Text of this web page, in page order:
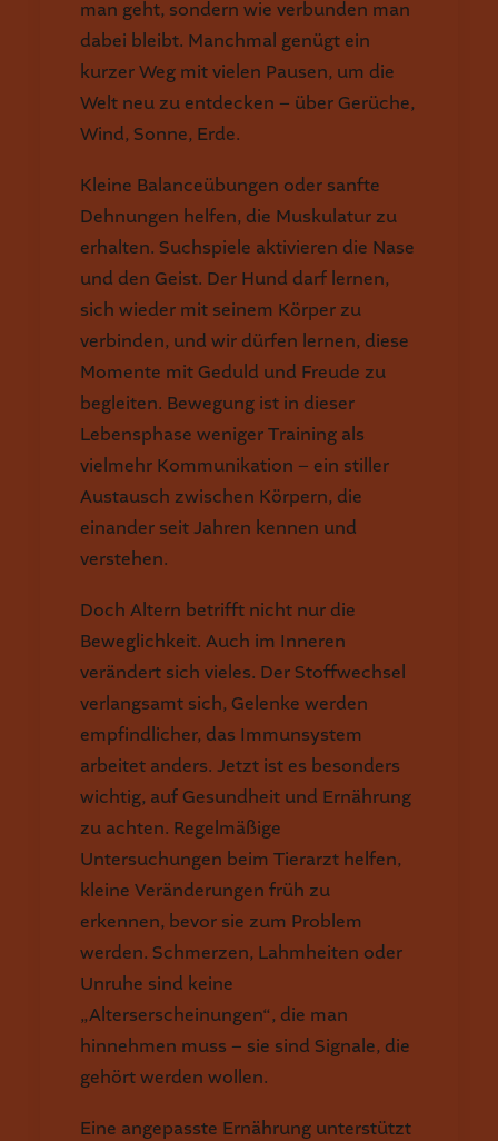
man geht, sondern wie verbunden man
dabei bleibt. Manchmal genügt ein
kurzer Weg mit vielen Pausen, um die
Welt neu zu entdecken – über Gerüche,
Wind, Sonne, Erde.
Kleine Balanceübungen oder sanfte
Dehnungen helfen, die Muskulatur zu
erhalten. Suchspiele aktivieren die Nase
und den Geist. Der Hund darf lernen,
sich wieder mit seinem Körper zu
verbinden, und wir dürfen lernen, diese
Momente mit Geduld und Freude zu
begleiten. Bewegung ist in dieser
Lebensphase weniger Training als
vielmehr Kommunikation – ein stiller
Austausch zwischen Körpern, die
einander seit Jahren kennen und
verstehen.
Doch Altern betrifft nicht nur die
Beweglichkeit. Auch im Inneren
verändert sich vieles. Der Stoffwechsel
verlangsamt sich, Gelenke werden
empfindlicher, das Immunsystem
arbeitet anders. Jetzt ist es besonders
wichtig, auf Gesundheit und Ernährung
zu achten. Regelmäßige
Untersuchungen beim Tierarzt helfen,
kleine Veränderungen früh zu
erkennen, bevor sie zum Problem
werden. Schmerzen, Lahmheiten oder
Unruhe sind keine
„Alterserscheinungen“, die man
hinnehmen muss – sie sind Signale, die
gehört werden wollen.
Eine angepasste Ernährung unterstützt